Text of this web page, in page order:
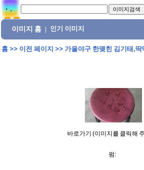
이미지 홈 인기 이미지
홈>> 이전 페이지 >> 가을야구 한맺힌 김기태,
바로가기 (이미지를 클릭해
펌: